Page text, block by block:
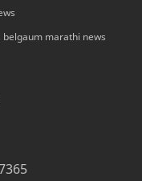
belgaum marathi news